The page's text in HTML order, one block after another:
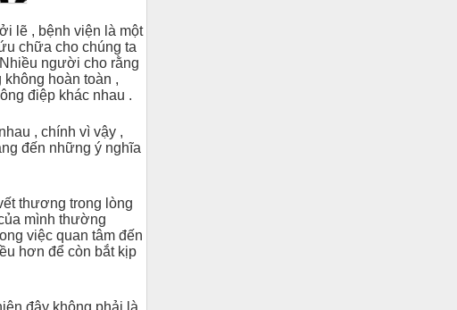
lẽ , bệnh viện là một
chữa cho chúng ta
người cho rằng
hoàn toàn ,
điệp khác nhau .
, chính vì vậy ,
đến những ý nghĩa
thương trong lòng
mình thường
việc quan tâm đến
hơn để còn bắt kịp